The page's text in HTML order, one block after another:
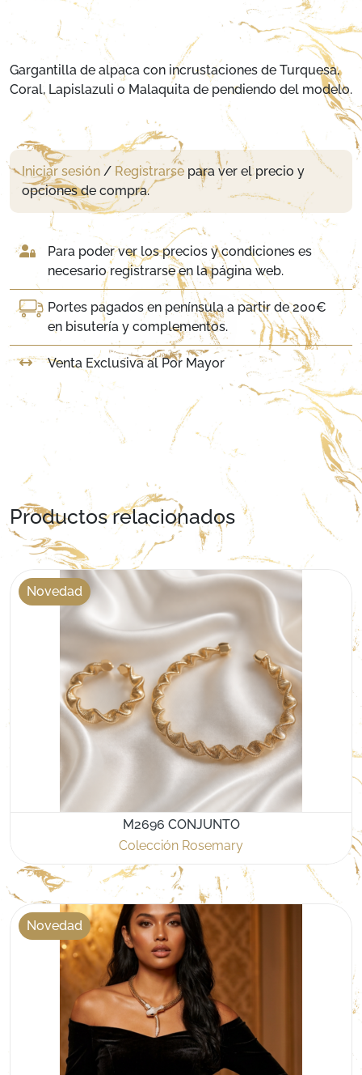
Gargantilla de alpaca con incrustaciones de Turquesa,
Coral, Lapislazuli o Malaquita de pendiendo del modelo.
Iniciar sesión / Registrarse para ver el precio y
opciones de compra.
Para poder ver los precios y condiciones es
necesario registrarse en la página web.
Portes pagados en península a partir de 200€
en bisutería y complementos.
Venta Exclusiva al Por Mayor
Productos relacionados
Novedad
M2696 CONJUNTO
Colección Rosemary
Novedad